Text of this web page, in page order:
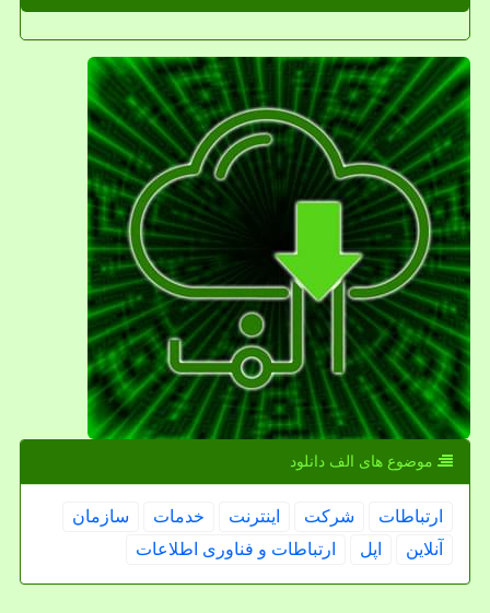
موضوع های الف دانلود
ارتباطات شركت اینترنت خدمات
سازمان
آنلاین
اپل ارتباطات و فناوری اطلاعات